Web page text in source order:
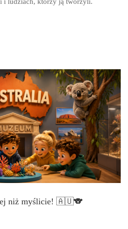
niż myślicie! 🇦🇺🐨